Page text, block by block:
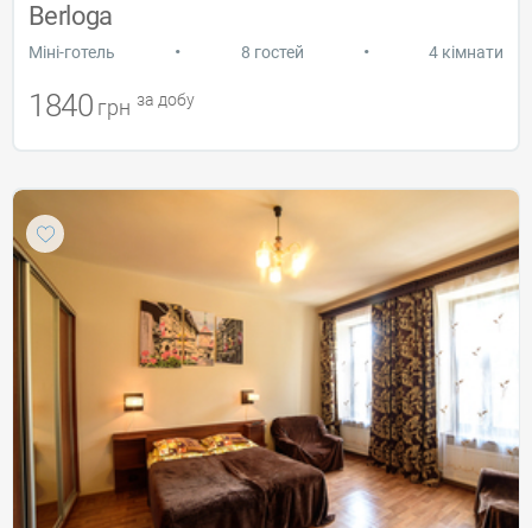
Berloga
Міні-готель • 8 гостей • 4 кімнати
1840 грн за добу